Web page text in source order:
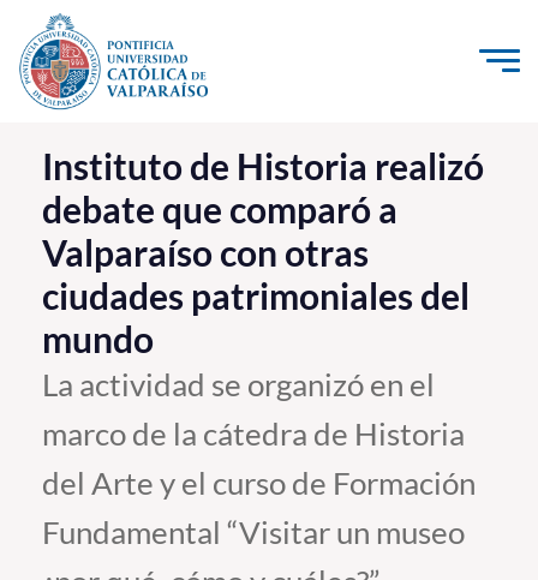
Click acá para ir directamente al contenido
La Universidad
Investigación, Creación e Innovación
PUCV Internacional
Vinculación con el Medio
Admisión
Pregrado
Postgrado
Formación Continua
Instituto de Historia realizó
debate que comparó a
Valparaíso con otras
ciudades patrimoniales del
mundo
La actividad se organizó en el
marco de la cátedra de Historia
del Arte y el curso de Formación
Fundamental “Visitar un museo